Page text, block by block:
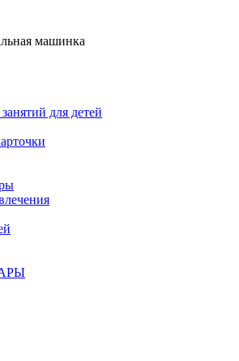
машинка
для детей